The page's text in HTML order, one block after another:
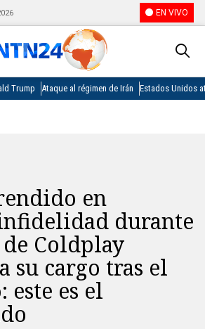
EN VIVO
Trump Ataque al régimen de Irán Estados Unidos
en
durante
Coldplay
su cargo tras el
este es el